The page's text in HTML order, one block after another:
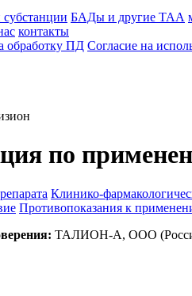
субстанции БАДы и другие ТАА
контакты
обработку ПД Согласие на
по
Клинико-
Противопоказания к
ТАЛИОН-А, ООО